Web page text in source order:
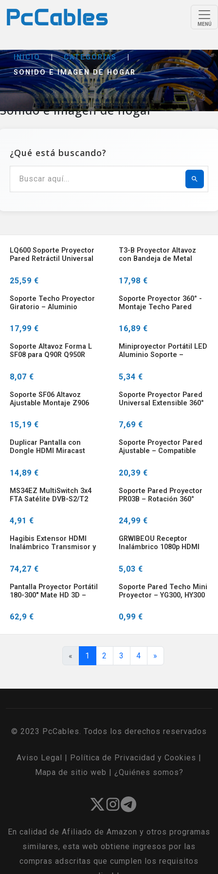
MENÚ
INICIO | CATEGORÍAS
|
SONIDO E IMAGEN DE HOGAR
Sonido e imagen de hogar
¿Qué está buscando?
LQ600 Soporte Proyector
Pared Retráctil Universal
25,59 €
T3-B Proyector Altavoz
con Bandeja de Metal
17,98 €
Soporte Techo Proyector
Giratorio – Aluminio
17,99 €
Soporte Proyector 360° -
Montaje Techo Pared
16,89 €
Soporte Altavoz Forma L
SF08 para Q90R Q950R
8,07 €
Miniproyector Portátil LED
Aluminio Soporte –
5,34 €
Soporte SF06 Altavoz
Ajustable Montaje Z906
15,19 €
Soporte Proyector Pared
Universal Extensible 360°
7,69 €
Duplicar Pantalla con
Dongle HDMI Miracast
14,89 €
Soporte Proyector Pared
Ajustable – Compatible
20,39 €
MS34EZ MultiSwitch 3x4
FTA Satélite DVB-S2/T2
4,91 €
Soporte Pared Proyector
PR03B – Rotación 360°
24,99 €
Hagibis Extensor HDMI
Inalámbrico Transmisor y
74,27 €
GRWIBEOU Receptor
Inalámbrico 1080p HDMI
5,03 €
Pantalla Proyector Portátil
180-300" Mate HD 3D –
62,9 €
Soporte Pared Techo Mini
Proyector – YG300, HY300
0,99 €
« 1 2 3 4 »
© 2023 PcCables. Todos los derechos reservados
Aviso Legal Política de Privacidad y Cookies
Mapa de sitio web
¿Quiénes somos?
En calidad de Afiliado de Amazon y otros programas
similares, esta web obtiene ingresos por las
compras adscritas que cumplen los requisitos